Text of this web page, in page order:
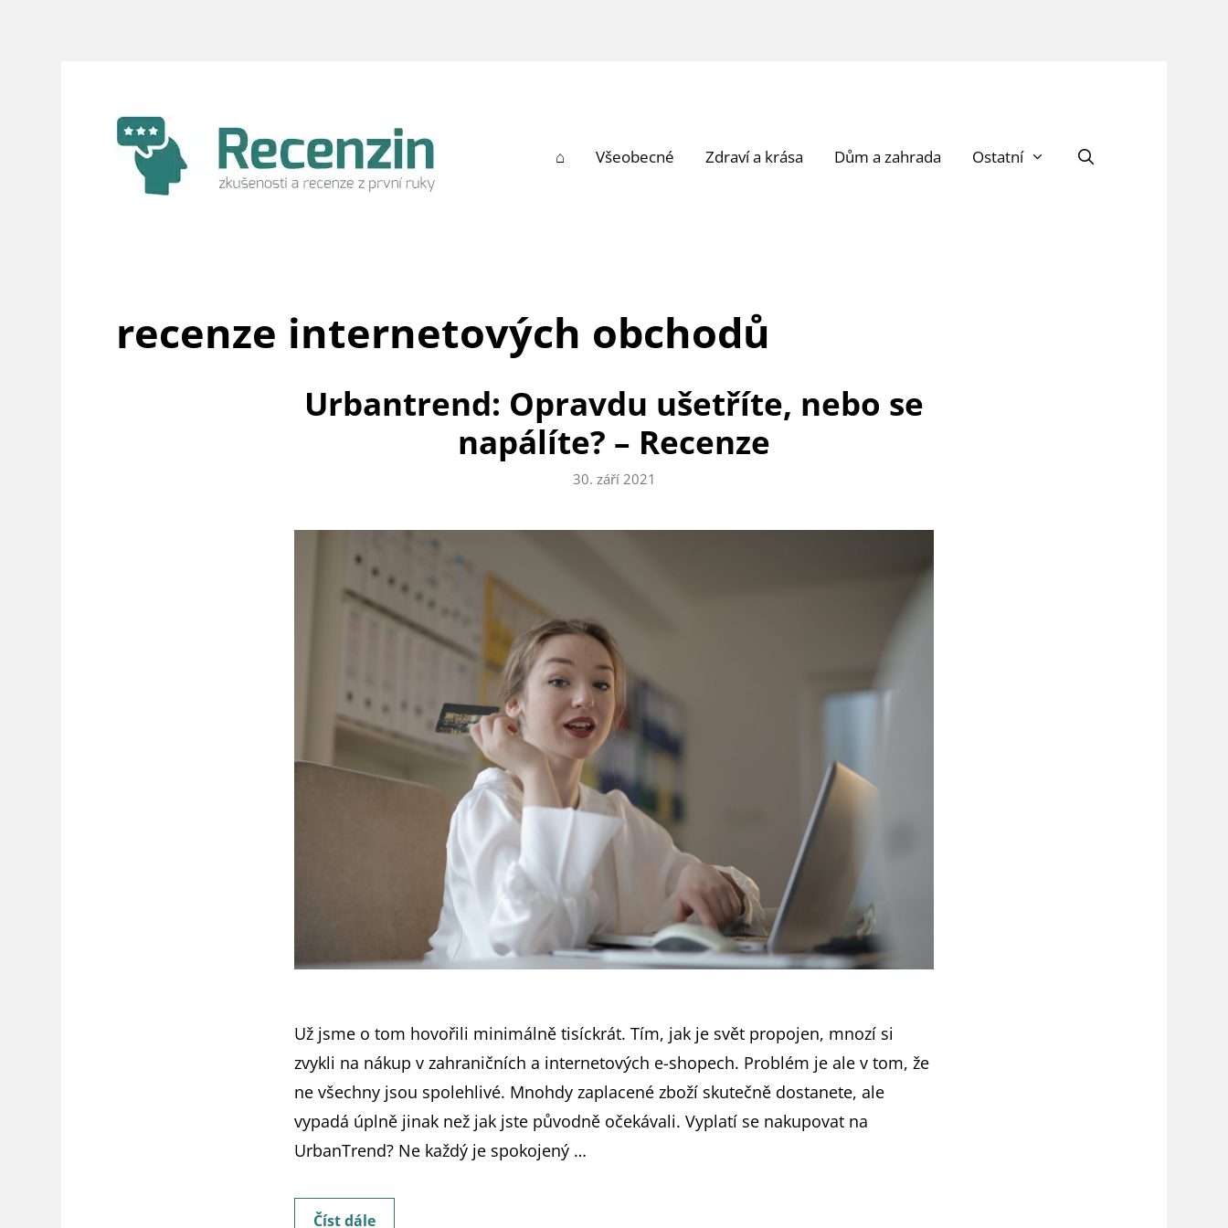
⌂ Všeobecné Zdraví a krása Dům a zahrada Ostatní
recenze internetových obchodů
Urbantrend: Opravdu ušetříte, nebo se
napálíte? – Recenze
30. září 2021
Už jsme o tom hovořili minimálně tisíckrát. Tím, jak je svět propojen, mnozí si
zvykli na nákup v zahraničních a internetových e-shopech. Problém je ale v tom, že
ne všechny jsou spolehlivé. Mnohdy zaplacené zboží skutečně dostanete, ale
vypadá úplně jinak než jak jste původně očekávali. Vyplatí se nakupovat na
UrbanTrend? Ne každý je spokojený …
Číst dáleUrbantrend: